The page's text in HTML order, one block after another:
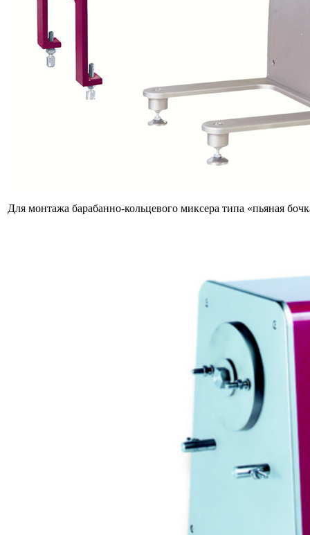
Для монтажа барабанно-кольцевого миксера типа «пьяная